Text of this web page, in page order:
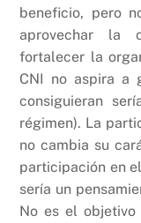
beneficio, pero
aprovechar la
fortalecer la
CNI no aspira a
consiguieran
régimen). La
no cambia su
participación en
sería un
No es el objetivo